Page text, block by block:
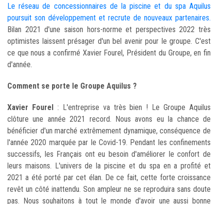
Le réseau de concessionnaires de la piscine et du spa Aquilus
poursuit son développement et recrute de nouveaux partenaires.
Bilan 2021 d'une saison hors-norme et perspectives 2022 très
optimistes laissent présager d'un bel avenir pour le groupe. C'est
ce que nous a confirmé Xavier Fourel, Président du Groupe, en fin
d'année.
Comment se porte le Groupe Aquilus ?
Xavier Fourel: L'entreprise va très bien ! Le Groupe Aquilus
clôture une année 2021 record. Nous avons eu la chance de
bénéficier d'un marché extrêmement dynamique, conséquence de
l'année 2020 marquée par le Covid-19. Pendant les confinements
successifs, les Français ont eu besoin d'améliorer le confort de
leurs maisons. L'univers de la piscine et du spa en a profité et
2021 a été porté par cet élan. De ce fait, cette forte croissance
revêt un côté inattendu. Son ampleur ne se reproduira sans doute
pas. Nous souhaitons à tout le monde d'avoir une aussi bonne